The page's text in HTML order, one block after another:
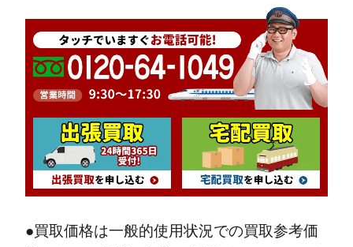
●買取価格は一般的使用状況での買取参考価